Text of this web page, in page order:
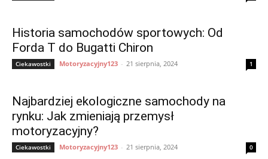
Historia samochodów sportowych: Od
Forda T do Bugatti Chiron
Ciekawostki Motoryzacyjny123 - 21 sierpnia, 2024 1
Najbardziej ekologiczne samochody na
rynku: Jak zmieniają przemysł
motoryzacyjny?
Ciekawostki Motoryzacyjny123 - 21 sierpnia, 2024 0